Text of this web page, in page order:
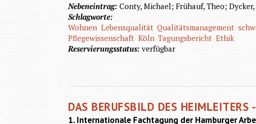
Nebeneintrag:Conty, Michael; Frühauf, Theo;
Schlagworte:
Wohnen Lebensqualität Qualitätsmanagement
Pflegewissenschaft Köln Tagungsbericht Ethik
Reservierungsstatus:verfügbar
DAS BERUFSBILD DES HEIMLEITERS
1. Internationale Fachtagung der Hamburger